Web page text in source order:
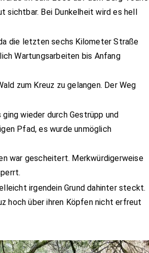
sichtbar. Bei Dunkelheit wird es hell
die letzten sechs Kilometer Straße
Wartungsarbeiten bis Anfang
zum Kreuz zu gelangen. Der Weg
ging wieder durch Gestrüpp und
Pfad, es wurde unmöglich
war gescheitert. Merkwürdigerweise
irgendein Grund dahinter steckt.
hoch über ihren Köpfen nicht erfreut